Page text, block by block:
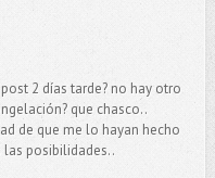
2 días tarde? no hay otro
que chasco..
de que me lo hayan hecho
las posibilidades..